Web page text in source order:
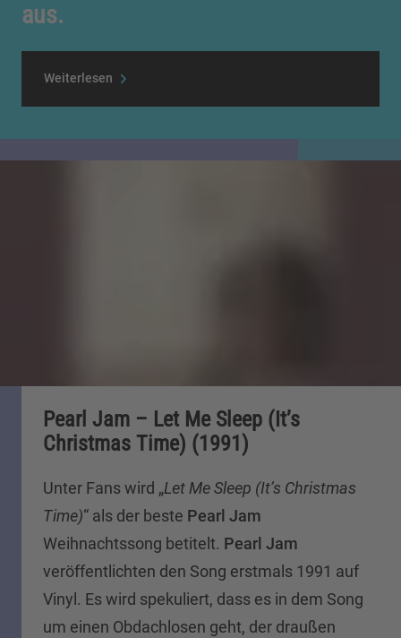
aus.
Weiterlesen
Pearl Jam – Let Me Sleep (It’s
Christmas Time) (1991)
Unter Fans wird „Let Me Sleep (It’s Christmas
Time)“ als der beste Pearl Jam
Weihnachtssong betitelt. Pearl Jam
veröffentlichten den Song erstmals 1991 auf
Vinyl. Es wird spekuliert, dass es in dem Song
um einen Obdachlosen geht, der draußen